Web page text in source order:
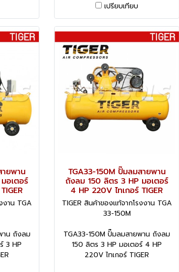
เปรียบเทียบ
ายพาน
อเตอร์
งาน TGA
าน ถังลม
3 HP
TGA33-150M ปั๊มลมสายพาน
ถังลม 150 ลิตร 3 HP มอเตอร์
4 HP 220V ไทเกอร์ TIGER
TIGER สินค้าของแท้จากโรงงาน TGA
33-150M
TGA33-150M ปั๊มลมสายพาน ถังลม
150 ลิตร 3 HP มอเตอร์ 4 HP
220V ไทเกอร์ TIGER